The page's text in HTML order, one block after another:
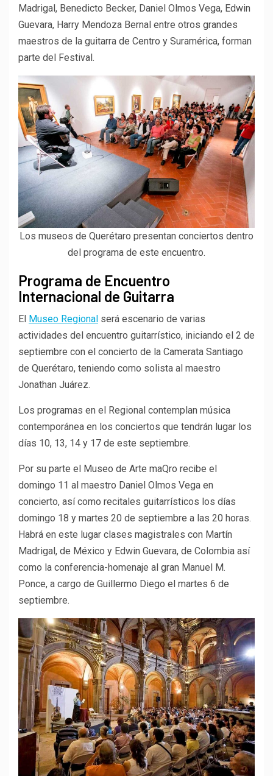
Madrigal, Benedicto Becker, Daniel Olmos Vega, Edwin
Guevara, Harry Mendoza Bernal entre otros grandes
maestros de la guitarra de Centro y Suramérica, forman
parte del Festival.
Los museos de Querétaro presentan conciertos dentro
del programa de este encuentro.
Programa de Encuentro
Internacional de Guitarra
El Museo Regional será escenario de varias
actividades del encuentro guitarrístico, iniciando el 2 de
septiembre con el concierto de la Camerata Santiago
de Querétaro, teniendo como solista al maestro
Jonathan Juárez.
Los programas en el Regional contemplan música
contemporánea en los conciertos que tendrán lugar los
días 10, 13, 14 y 17 de este septiembre.
Por su parte el Museo de Arte maQro recibe el
domingo 11 al maestro Daniel Olmos Vega en
concierto, así como recitales guitarrísticos los días
domingo 18 y martes 20 de septiembre a las 20 horas.
Habrá en este lugar clases magistrales con Martín
Madrigal, de México y Edwin Guevara, de Colombia así
como la conferencia-homenaje al gran Manuel M.
Ponce, a cargo de Guillermo Diego el martes 6 de
septiembre.